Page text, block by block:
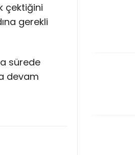
çektiğini
gerekli
sürede
devam